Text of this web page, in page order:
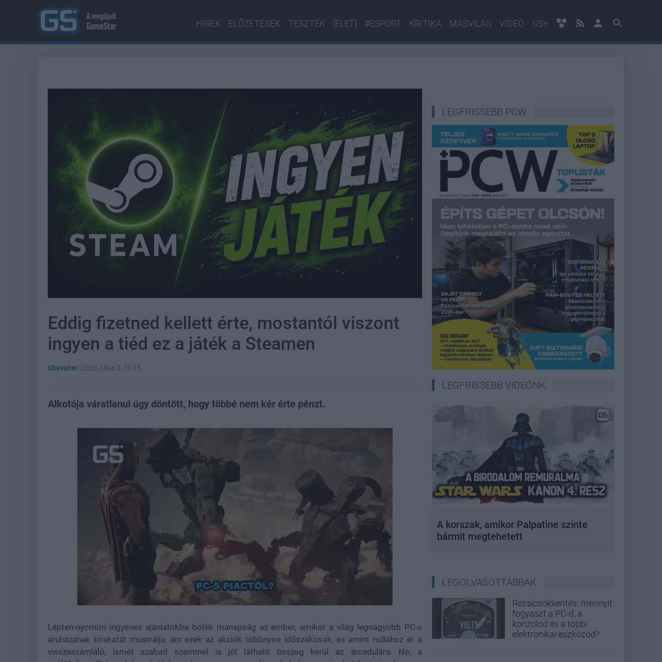
HÍREK ELŐZETESEK TESZTEK [ÉLET] #ESPORT KRITIKA MÁSVILÁG VIDEÓ GS+
Eddig fizetned kellett érte, mostantól viszont
ingyen a tiéd ez a játék a Steamen
Chavalier | 2026 július 2. 10:15
Alkotója váratlanul úgy döntött, hogy többé nem kér érte pénzt.
37.42%
Lépten-nyomon ingyenes ajánlatokba botlik manapság az ember, amikor a világ legnagyobb PC-s
áruházának kirakatát mustrálja, ám ezek az akciók többnyire időszakosak, és amint nullához ér a
visszaszámláló, ismét szabad szemmel is jól látható összeg kerül az árcédulára. No, a
LEGFRISSEBB PCW
LEGFRISSEBB VIDEÓNK
A korszak, amikor Palpatine szinte
bármit megtehetett
LEGOLVASOTTABBAK
Rezsicsökkentés: mennyit
fogyaszt a PC-d, a
konzolod és a többi
elektronikai eszközöd?